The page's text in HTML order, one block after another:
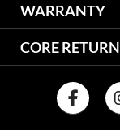
WARRANTY
CORE RETURN